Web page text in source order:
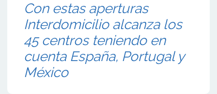
Con estas aperturas
Interdomicilio alcanza los
45 centros teniendo en
cuenta España, Portugal y
México